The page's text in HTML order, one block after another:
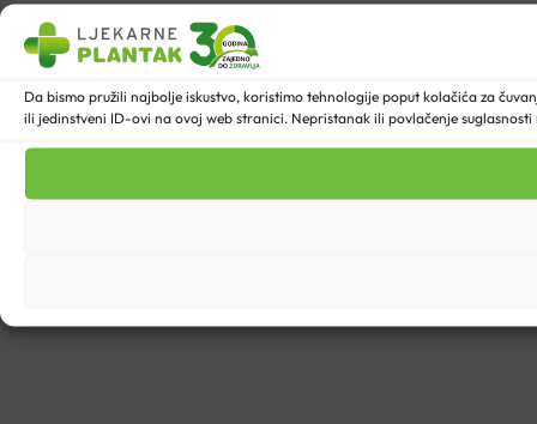
Da bismo pružili najbolje iskustvo, koristimo tehnologije poput kolačića za
ili jedinstveni ID-ovi na ovoj web stranici. Nepristanak ili povlačenje